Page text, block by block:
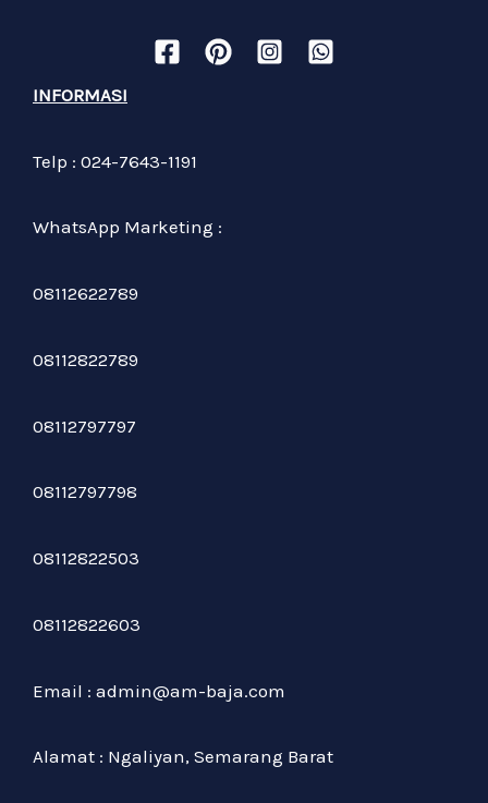
INFORMASI
Telp : 024-7643-1191
WhatsApp Marketing :
08112622789
08112822789
08112797797
08112797798
08112822503
08112822603
Email : admin@am-baja.com
Alamat : Ngaliyan, Semarang Barat